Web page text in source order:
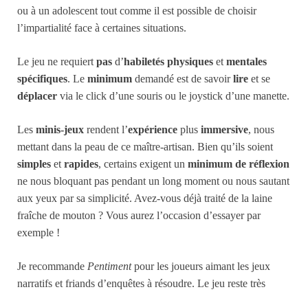
ou à un adolescent tout comme il est possible de choisir
l’impartialité face à certaines situations.
Le jeu ne requiert pas d’habiletés physiques et mentales
spécifiques. Le minimum demandé est de savoirlire et se
déplacer via le click d’une souris ou le joystick d’une manette.
Les minis-jeux rendent l’expérience plus immersive, nous
mettant dans la peau de ce maître-artisan. Bien qu’ils soient
simples et rapides, certains exigent un minimum de réflexion
ne nous bloquant pas pendant un long moment ou nous sautant
aux yeux par sa simplicité. Avez-vous déjà traité de la laine
fraîche de mouton ? Vous aurez l’occasion d’essayer par
exemple !
Je recommande Pentimentpour les joueurs aimant les jeux
narratifs et friands d’enquêtes à résoudre. Le jeu reste très